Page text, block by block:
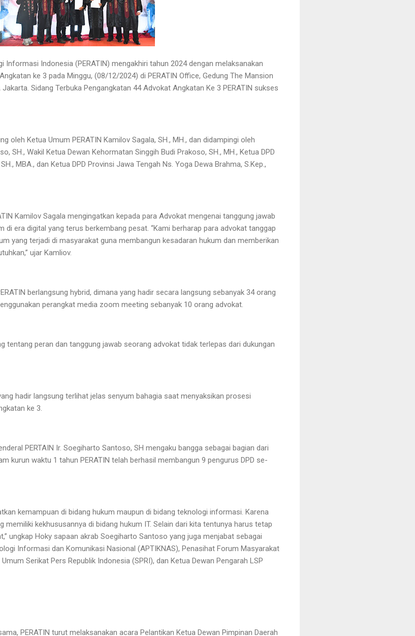
Informasi Indonesia (PERATIN) mengakhiri tahun 2024 dengan melaksanakan
ke 3 pada Minggu, (08/12/2024) di PERATIN Office, Gedung The Mansion
Sidang Terbuka Pengangkatan 44 Advokat Angkatan Ke 3 PERATIN sukses
oleh Ketua Umum PERATIN Kamilov Sagala, SH., MH., dan didampingi oleh
SH., Wakil Ketua Dewan Kehormatan Singgih Budi Prakoso, SH., MH., Ketua DPD
MBA., dan Ketua DPD Provinsi Jawa Tengah Ns. Yoga Dewa Brahma, S.Kep.,
Kamilov Sagala mengingatkan kepada para Advokat mengenai tanggung jawab
di era digital yang terus berkembang pesat. “Kami berharap para advokat tanggap
yang terjadi di masyarakat guna membangun kesadaran hukum dan memberikan
ujar Kamliov.
berlangsung hybrid, dimana yang hadir secara langsung sebanyak 34 orang
perangkat media zoom meeting sebanyak 10 orang advokat.
tentang peran dan tanggung jawab seorang advokat tidak terlepas dari dukungan
hadir langsung terlihat jelas senyum bahagia saat menyaksikan prosesi
ke 3.
PERTAIN Ir. Soegiharto Santoso, SH mengaku bangga sebagai bagian dari
kurun waktu 1 tahun PERATIN telah berhasil membangun 9 pengurus DPD se-
kemampuan di bidang hukum maupun di bidang teknologi informasi. Karena
memiliki kekhususannya di bidang hukum IT. Selain dari kita tentunya harus tetap
ungkap Hoky sapaan akrab Soegiharto Santoso yang juga menjabat sebagai
Informasi dan Komunikasi Nasional (APTIKNAS), Penasihat Forum Masyarakat
Serikat Pers Republik Indonesia (SPRI), dan Ketua Dewan Pengarah LSP
PERATIN turut melaksanakan acara Pelantikan Ketua Dewan Pimpinan Daerah